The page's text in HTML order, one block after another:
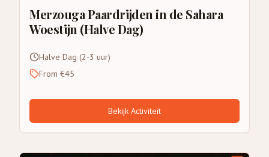
Merzouga Paardrijden in de Sahara
Woestijn (Halve Dag)
Halve Dag (2-3 uur)
From €45
Bekijk Activiteit